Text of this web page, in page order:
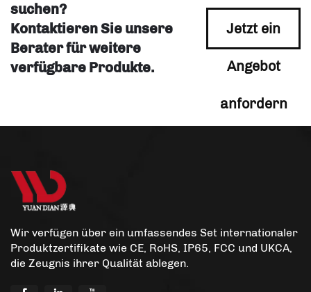
suchen?
Kontaktieren Sie unsere
Berater für weitere
verfügbare Produkte.
Jetzt ein
Angebot
anfordern
Wir verfügen über ein umfassendes Set internationaler
Produktzertifikate wie CE, RoHS, IP65, FCC und UKCA,
die Zeugnis ihrer Qualität ablegen.